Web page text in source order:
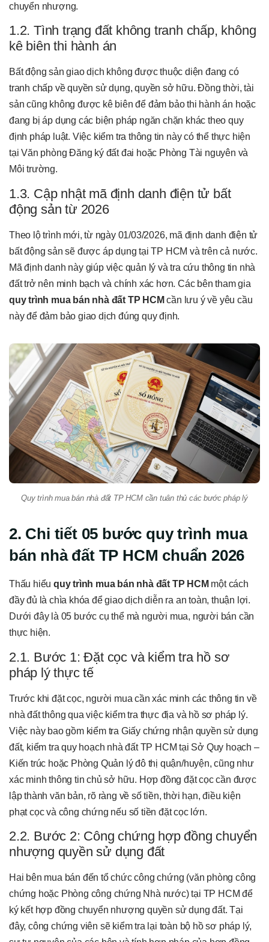
chuyển nhượng.
1.2. Tình trạng đất không tranh chấp, không
kê biên thi hành án
Bất động sản giao dịch không được thuộc diện đang có
tranh chấp về quyền sử dụng, quyền sở hữu. Đồng thời, tài
sản cũng không được kê biên để đảm bảo thi hành án hoặc
đang bị áp dụng các biện pháp ngăn chặn khác theo quy
định pháp luật. Việc kiểm tra thông tin này có thể thực hiện
tại Văn phòng Đăng ký đất đai hoặc Phòng Tài nguyên và
Môi trường.
1.3. Cập nhật mã định danh điện tử bất
động sản từ 2026
Theo lộ trình mới, từ ngày 01/03/2026, mã định danh điện tử
bất động sản sẽ được áp dụng tại TP HCM và trên cả nước.
Mã định danh này giúp việc quản lý và tra cứu thông tin nhà
đất trở nên minh bạch và chính xác hơn. Các bên tham gia
quy trình mua bán nhà đất TP HCM cần lưu ý về yêu cầu
này để đảm bảo giao dịch đúng quy định.
Quy trình mua bán nhà đất TP HCM cần tuân thủ các bước pháp lý
2. Chi tiết 05 bước quy trình mua
bán nhà đất TP HCM chuẩn 2026
Thấu hiểu quy trình mua bán nhà đất TP HCM một cách
đầy đủ là chìa khóa để giao dịch diễn ra an toàn, thuận lợi.
Dưới đây là 05 bước cụ thể mà người mua, người bán cần
thực hiện.
2.1. Bước 1: Đặt cọc và kiểm tra hồ sơ
pháp lý thực tế
Trước khi đặt cọc, người mua cần xác minh các thông tin về
nhà đất thông qua việc kiểm tra thực địa và hồ sơ pháp lý.
Việc này bao gồm kiểm tra Giấy chứng nhận quyền sử dụng
đất, kiểm tra quy hoạch nhà đất TP HCM tại Sở Quy hoạch –
Kiến trúc hoặc Phòng Quản lý đô thị quận/huyện, cũng như
xác minh thông tin chủ sở hữu. Hợp đồng đặt cọc cần được
lập thành văn bản, rõ ràng về số tiền, thời hạn, điều kiện
phạt cọc và công chứng nếu số tiền đặt cọc lớn.
2.2. Bước 2: Công chứng hợp đồng chuyển
nhượng quyền sử dụng đất
Hai bên mua bán đến tổ chức công chứng (văn phòng công
chứng hoặc Phòng công chứng Nhà nước) tại TP HCM để
ký kết hợp đồng chuyển nhượng quyền sử dụng đất. Tại
đây, công chứng viên sẽ kiểm tra lại toàn bộ hồ sơ pháp lý,